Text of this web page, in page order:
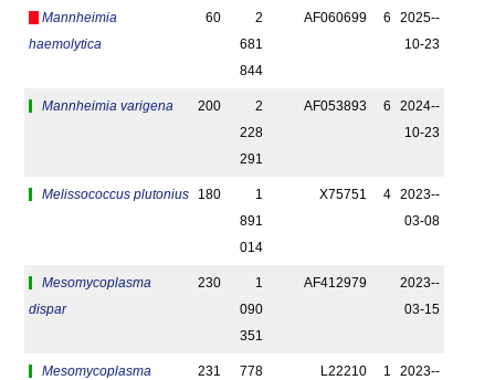
Mannheimia
haemolytica
60
2
681
844
AF060699 6
2025-­
10-23
Mannheimia varigena 200
2
228
291
AF053893 6
2024-­
10-23
Melissococcus plutonius 180
1
891
014
X75751 4
2023-­
03-08
Mesomycoplasma
dispar
230
1
090
351
AF412979
2023-­
03-15
Mesomycoplasma
231
778
L22210 1
2023-­